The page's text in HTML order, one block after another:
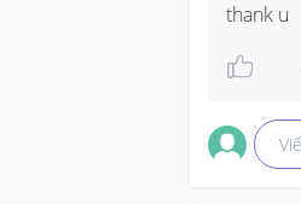
thank u